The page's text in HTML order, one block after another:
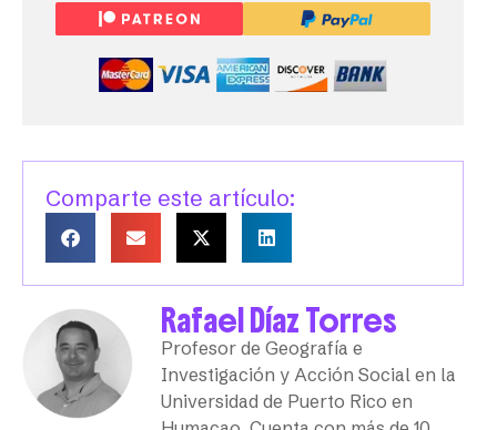
Comparte este artículo:
Rafael Díaz Torres
Profesor de Geografía e
Investigación y Acción Social en la
Universidad de Puerto Rico en